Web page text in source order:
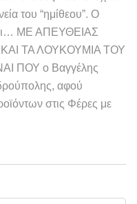
του “ημίθεου”. Ο
ΜΕ ΑΠΕΥΘΕΙΑΣ
ΤΑ ΛΟΥΚΟΥΜΙΑ ΤΟΥ
ΠΟΥ ο Βαγγέλης
αφού
στις Φέρες με